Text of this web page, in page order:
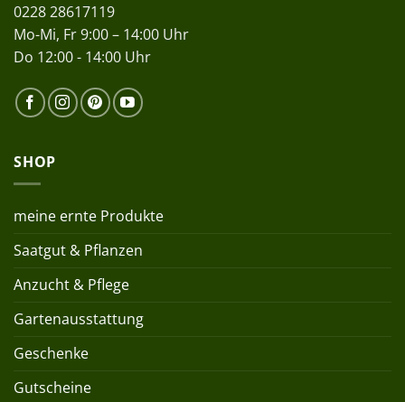
0228 28617119
Mo-Mi, Fr 9:00 – 14:00 Uhr
Do 12:00 - 14:00 Uhr
SHOP
meine ernte Produkte
Saatgut & Pflanzen
Anzucht & Pflege
Gartenausstattung
Geschenke
Gutscheine